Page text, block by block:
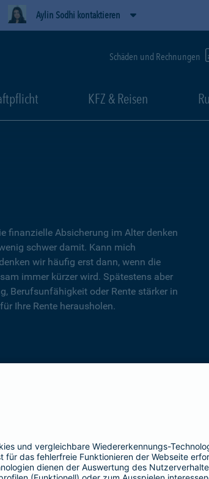
Aylin Sodhi kontaktieren
Schäden und Rechnungen
KFZ & Reisen
finanzielle Absicherung im Alter denken
schwer damit. Kann mich
wir häufig erst dann, wenn die
immer kürzer wird. Spätestens aber
Berufsunfähigkeit oder Rente stärker in
Ihre Rente herausholen.